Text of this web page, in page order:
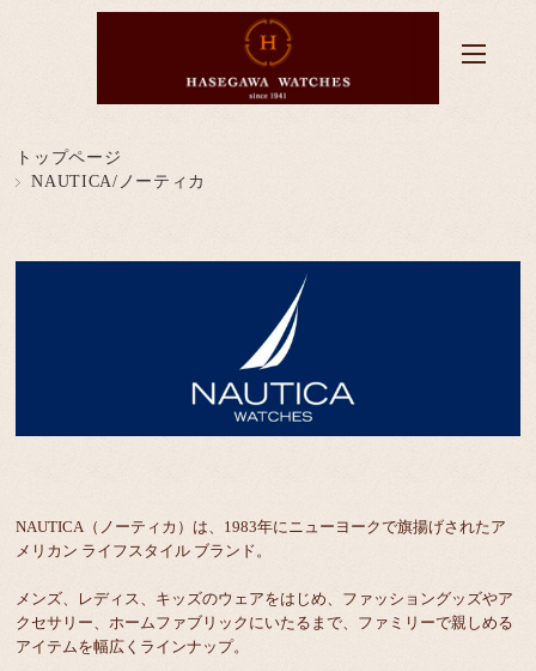
トップページ
NAUTICA/ノーティカ
NAUTICA（ノーティカ）は、1983年にニューヨークで旗揚げされたア
メリカン ライフスタイル ブランド。
メンズ、レディス、キッズのウェアをはじめ、ファッショングッズやア
クセサリー、ホームファブリックにいたるまで、ファミリーで親しめる
アイテムを幅広くラインナップ。